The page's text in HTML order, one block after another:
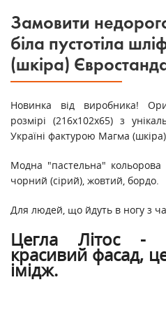
Замовити
біла пустотіла
(шкіра)
Новинка від виробника!
розмірі (216х102х65) з
Україні фактурою Магма
Модна "пастельна" кольорова
чорний (сірий), жовтий, бордо.
Для людей, що йдуть в ногу з
Цегла Літос -
красивий фасад,
імідж.